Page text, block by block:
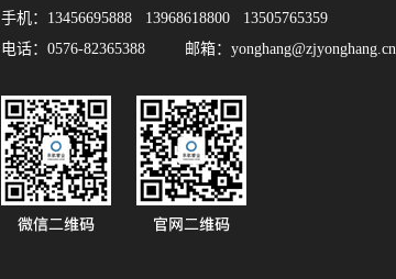
手机：13456695888 13968618800 13505765359
电话：0576-82365388 邮箱：yonghang@zjyonghang.cn